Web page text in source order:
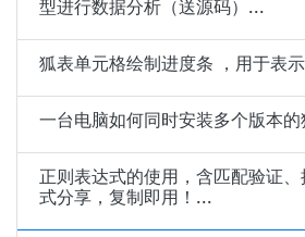
型进行数据分析（送源码）...
狐表单元格绘制进度条 ，用于表
一台电脑如何同时安装多个版本
正则表达式的使用，含匹配验证
式分享，复制即用！...